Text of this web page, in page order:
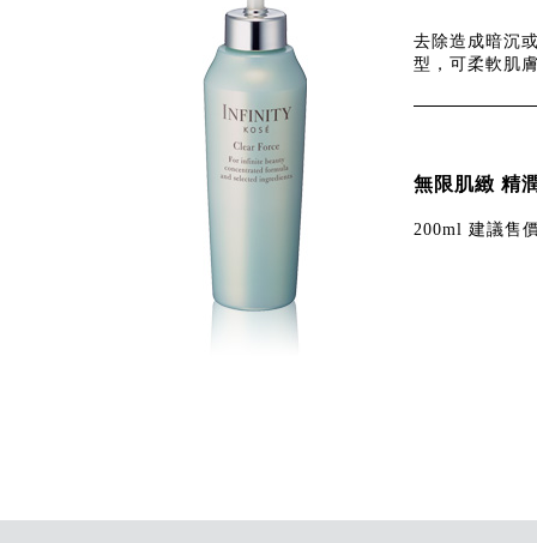
去除造成暗沉
型，可柔軟肌
無限肌緻 精
200ml 建議售